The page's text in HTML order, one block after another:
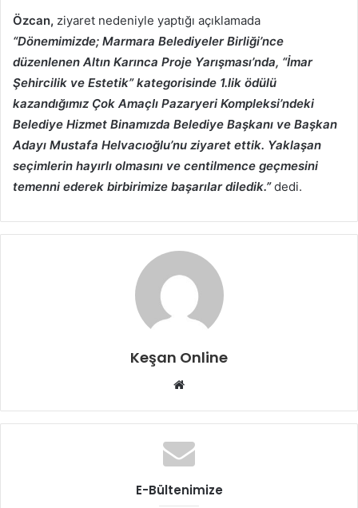
Özcan, ziyaret nedeniyle yaptığı açıklamada
“Dönemimizde; Marmara Belediyeler Birliği’nce
düzenlenen Altın Karınca Proje Yarışması’nda, “İmar
Şehircilik ve Estetik” kategorisinde 1.lik ödülü
kazandığımız Çok Amaçlı Pazaryeri Kompleksi’ndeki
Belediye Hizmet Binamızda Belediye Başkanı ve Başkan
Adayı Mustafa Helvacıoğlu’nu ziyaret ettik. Yaklaşan
seçimlerin hayırlı olmasını ve centilmence geçmesini
temenni ederek birbirimize başarılar diledik.”dedi.
Keşan Online
Web
E-Bültenimize